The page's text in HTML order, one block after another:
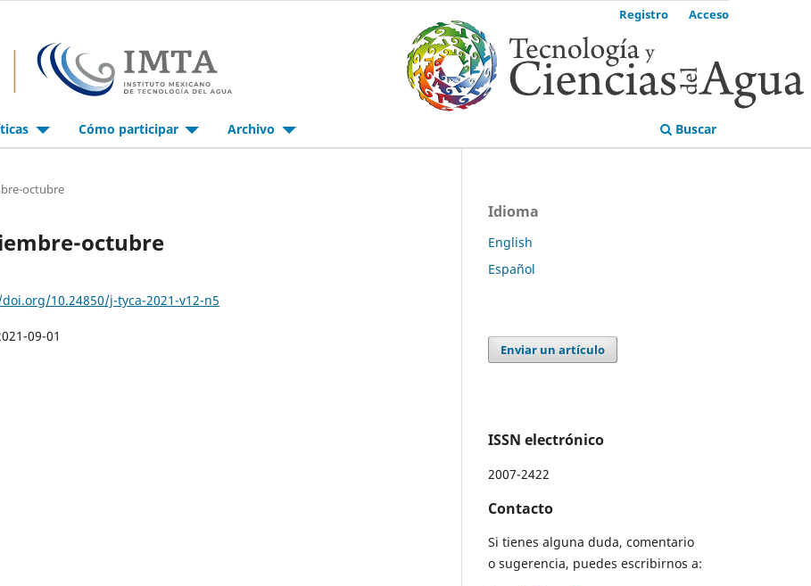
Cómo participar Archivo Buscar
Registro Acceso
octubre
octubre
10.24850/j-tyca-2021-v12-n5
09-01
Idioma
English
Español
Enviar un artículo
ISSN electrónico
2007-2422
Contacto
Si tienes alguna duda, comentario
o sugerencia, puedes escribirnos a: